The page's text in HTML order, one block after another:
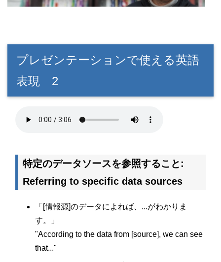
プレゼンテーションで使える英語
表現 2
特定のデータソースを参照すること:
Referring to specific data sources
「[情報源]のデータによれば、...がわかりま
す。」
"According to the data from [source], we can see
that..."